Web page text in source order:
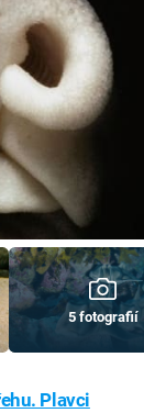
5 fotografií
Plavci